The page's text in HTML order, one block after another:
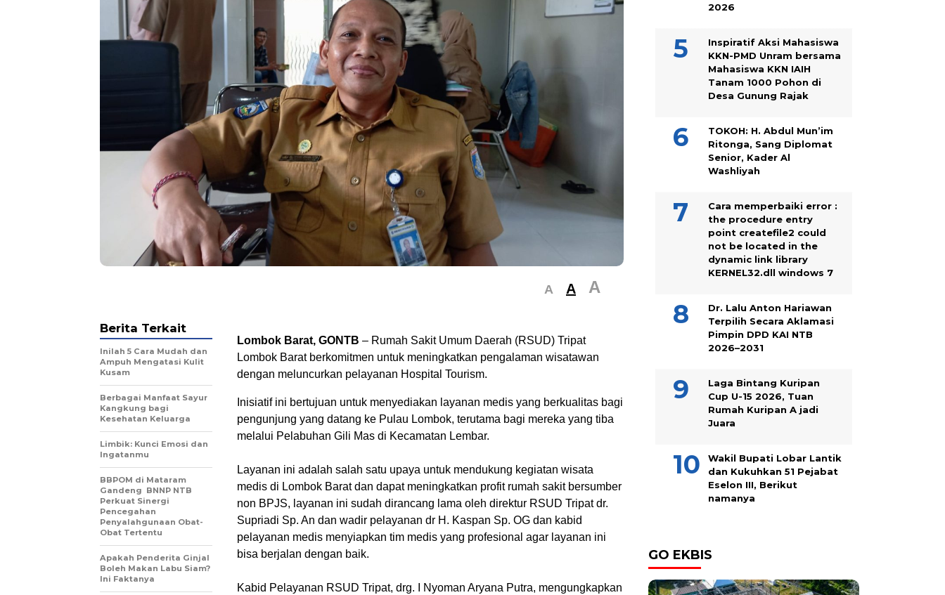
A A A
Lombok Barat, GONTB – Rumah Sakit Umum Daerah (RSUD) Tripat
Lombok Barat berkomitmen untuk meningkatkan pengalaman wisatawan
dengan meluncurkan pelayanan Hospital Tourism.
Inisiatif ini bertujuan untuk menyediakan layanan medis yang berkualitas bagi
pengunjung yang datang ke Pulau Lombok, terutama bagi mereka yang tiba
melalui Pelabuhan Gili Mas di Kecamatan Lembar.
Layanan ini adalah salah satu upaya untuk mendukung kegiatan wisata
medis di Lombok Barat dan dapat meningkatkan profit rumah sakit bersumber
non BPJS, layanan ini sudah dirancang lama oleh direktur RSUD Tripat dr.
Supriadi Sp. An dan wadir pelayanan dr H. Kaspan Sp. OG dan kabid
pelayanan medis menyiapkan tim medis yang profesional agar layanan ini
bisa berjalan dengan baik.
Kabid Pelayanan RSUD Tripat, drg. I Nyoman Aryana Putra, mengungkapkan
Berita Terkait
Inilah 5 Cara Mudah dan
Ampuh Mengatasi Kulit
Kusam
Berbagai Manfaat Sayur
Kangkung bagi
Kesehatan Keluarga
Limbik: Kunci Emosi dan
Ingatanmu
BBPOM di Mataram
Gandeng BNNP NTB
Perkuat Sinergi
Pencegahan
Penyalahgunaan Obat-
Obat Tertentu
Apakah Penderita Ginjal
Boleh Makan Labu Siam?
Ini Faktanya
2026
Inspiratif Aksi Mahasiswa
KKN-PMD Unram bersama
Mahasiswa KKN IAIH
Tanam 1000 Pohon di
Desa Gunung Rajak
TOKOH: H. Abdul Mun’im
Ritonga, Sang Diplomat
Senior, Kader Al
Washliyah
Cara memperbaiki error :
the procedure entry
point createfile2 could
not be located in the
dynamic link library
KERNEL32.dll windows 7
Dr. Lalu Anton Hariawan
Terpilih Secara Aklamasi
Pimpin DPD KAI NTB
2026–2031
Laga Bintang Kuripan
Cup U-15 2026, Tuan
Rumah Kuripan A jadi
Juara
Wakil Bupati Lobar Lantik
dan Kukuhkan 51 Pejabat
Eselon III, Berikut
namanya
GO EKBIS